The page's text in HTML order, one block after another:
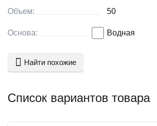
способствует предотвращению сухости
Объем: 50
Основа: Водная
Найти похожие
Список вариантов товара